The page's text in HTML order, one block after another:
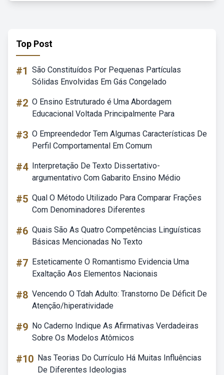
Top Post
#1 São Constituídos Por Pequenas Partículas
Sólidas Envolvidas Em Gás Congelado
#2 O Ensino Estruturado é Uma Abordagem
Educacional Voltada Principalmente Para
#3 O Empreendedor Tem Algumas Características De
Perfil Comportamental Em Comum
#4 Interpretação De Texto Dissertativo-
argumentativo Com Gabarito Ensino Médio
#5 Qual O Método Utilizado Para Comparar Frações
Com Denominadores Diferentes
#6 Quais São As Quatro Competências Linguísticas
Básicas Mencionadas No Texto
#7 Esteticamente O Romantismo Evidencia Uma
Exaltação Aos Elementos Nacionais
#8 Vencendo O Tdah Adulto: Transtorno De Déficit De
Atenção/hiperatividade
#9 No Caderno Indique As Afirmativas Verdadeiras
Sobre Os Modelos Atômicos
#10 Nas Teorias Do Currículo Há Muitas Influências
De Diferentes Ideologias